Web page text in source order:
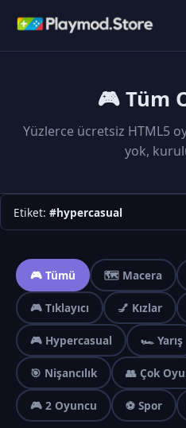
🎮 Tüm
Yüzlerce ücretsiz HTML5
yok,
Etiket: #hypercasual
🎮 Tümü 🗺️ Macera
🎮 Tıklayıcı 💅 Kızlar
🎮 Hypercasual 🏎️ Yarış
🎯 Nişancılık 👥 Çok
🎮 2 Oyuncu ⚽ Spor